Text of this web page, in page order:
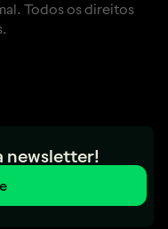
Todos os direitos
newsletter!